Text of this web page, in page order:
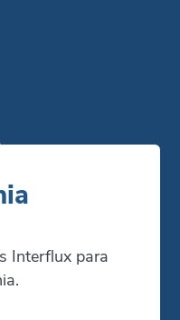
Interflux para